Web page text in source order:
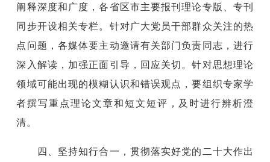
阐释深度和广度，各省区市主要报刊理论专版、专刊
同步开设相关专栏。针对广大党员干部群众关注的热
点问题，各媒体要主动邀请有关部门负责同志，进行
深入解读，加强正面引导，回应关切。针对思想理论
领域可能出现的模糊认识和错误观点，要组织专家学
者撰写重点理论文章和短文短评，及时进行辨析澄
清。
四、坚持知行合一，贯彻落实好党的二十大作出